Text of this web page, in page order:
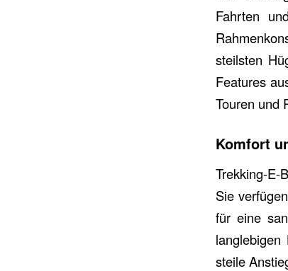
Fahrten
steilsten
Features
Touren und
Komfort
Trekking-
Sie
für eine
steile